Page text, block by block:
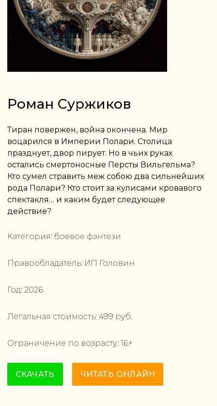
Роман Суржиков
Тиран повержен, война окончена. Мир
воцарился в Империи Полари. Столица
празднует, двор пирует. Но в чьих руках
остались смертоносные Персты Вильгельма?
Кто сумел стравить меж собою два сильнейших
рода Полари? Кто стоит за кулисами кровавого
спектакля… и каким будет следующее
действие?
Категория: боевое фэнтези
Правообладатель: ИП Головин
Год: 2026
Легальная стоимость: 499 руб.
Ограничение по возрасту: 16+
СКАЧАТЬ ЧИТАТЬ ОНЛАЙН